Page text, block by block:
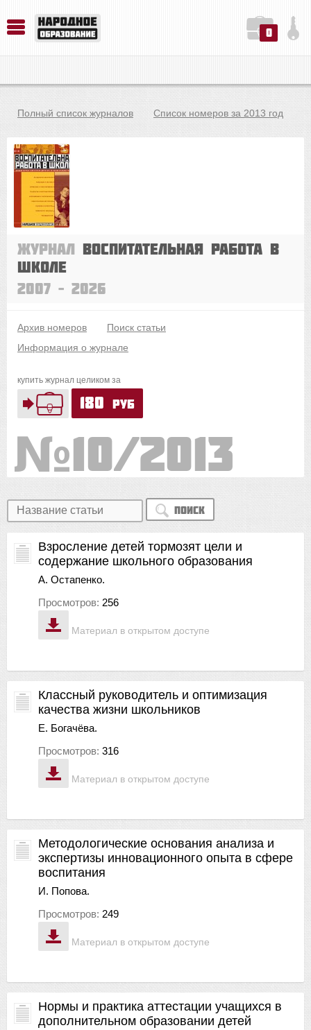
0
Полный список журналов Список номеров за 2013 год
Журнал Воспитательная работа в
школе
2007 – 2026
Архив номеров
Поиск статьи
Информация о журнале
купить журнал целиком за
180 руб
10/2013
Поиск
Материал в открытом доступе
Взросление детей тормозят цели и
содержание школьного образования
А. Остапенко.
Просмотров: 256
Материал в открытом доступе
Классный руководитель и оптимизация
качества жизни школьников
Е. Богачёва.
Просмотров: 316
Материал в открытом доступе
Методологические основания анализа и
экспертизы инновационного опыта в сфере
воспитания
И. Попова.
Просмотров: 249
Нормы и практика аттестации учащихся в
дополнительном образовании детей